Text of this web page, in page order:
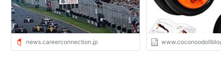
news.careerconnection.jp